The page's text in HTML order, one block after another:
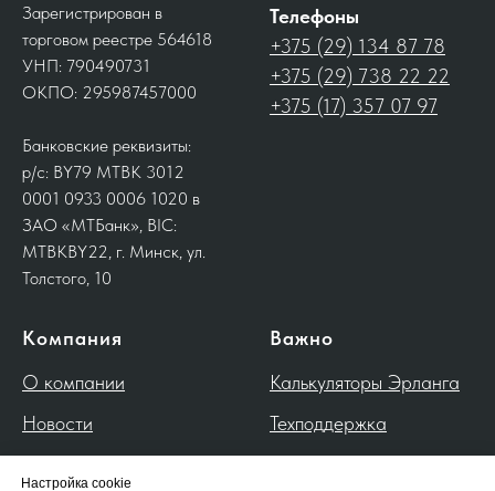
Настройка cookie
Зарегистрирован в
торговом реестре 564618
УНП: 790490731
ОКПО: 295987457000
Банковские реквизиты:
р/с: BY79 MTBK 3012
0001 0933 0006 1020 в
ЗАО «МТБанк», BIC:
MTBKBY22, г. Минск, ул.
Толстого, 10
Телефоны
+375 (29) 134 87 78
+375 (29) 738 22 22
+375 (17) 357 07 97
Компания
О компании
Новости
Важно
Калькуляторы Эрланга
Техподдержка